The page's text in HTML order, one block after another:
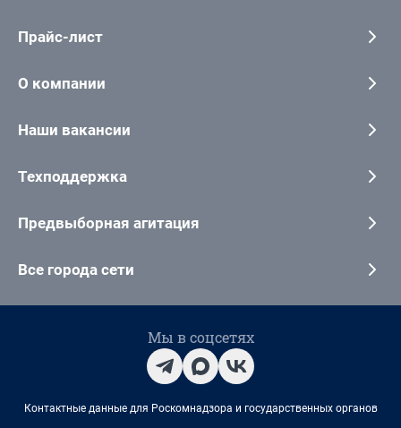
Прайс-лист
О компании
Наши вакансии
Техподдержка
Предвыборная агитация
Все города сети
Мы в соцсетях
Контактные данные для Роскомнадзора и государственных органов